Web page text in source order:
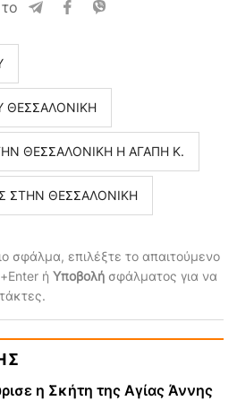
ΘΕΣΣΑΛΟΝΙΚΗ
ΘΕΣΣΑΛΟΝΙΚΗ Η ΑΓΑΠΗ Κ.
ΣΤΗΝ ΘΕΣΣΑΛΟΝΙΚΗ
σφάλμα, επιλέξτε το απαιτούμενο
ή Υποβολή σφάλματος για να
η Σκήτη της Αγίας Άννης